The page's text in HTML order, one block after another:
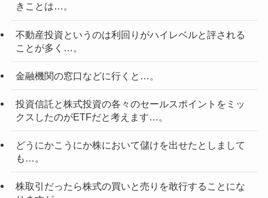
きことは…。
不動産投資というのは利回りがハイレベルと評される
ことが多く…。
金融機関の窓口などに行くと…。
投資信託と株式投資の各々のセールスポイントをミッ
クスしたのがETFだと考えます…。
どうにかこうにか株において儲けを出せたとしまして
も…。
株取引だったら株式の買いと売りを敢行することにな